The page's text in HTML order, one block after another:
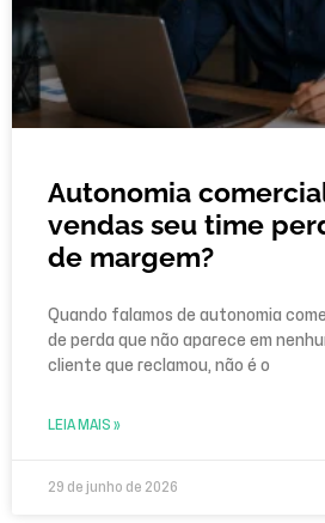
Autonomia
vendas seu time
de margem?
Quando falamos de autonomia
de perda que não aparece em
cliente que reclamou, não é o
LEIA MAIS »
29 de junho de 2026